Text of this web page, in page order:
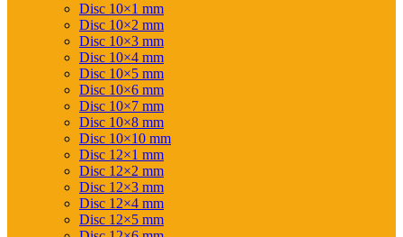
Disc 10×1 mm
Disc 10×2 mm
Disc 10×3 mm
Disc 10×4 mm
Disc 10×5 mm
Disc 10×6 mm
Disc 10×7 mm
Disc 10×8 mm
Disc 10×10 mm
Disc 12×1 mm
Disc 12×2 mm
Disc 12×3 mm
Disc 12×4 mm
Disc 12×5 mm